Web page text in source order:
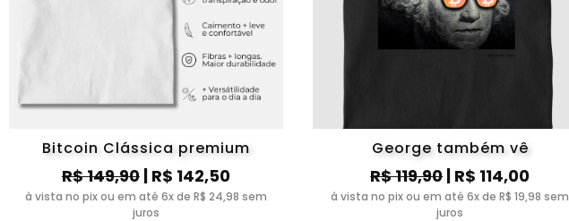
Bitcoin Clássica premium
R$ 149,90| R$ 142,50
à vista no pix ou em até 6x de R$ 24,98 sem
juros
George também vê
R$ 119,90| R$ 114,00
à vista no pix ou em até 6x de R$ 19,98 sem
juros